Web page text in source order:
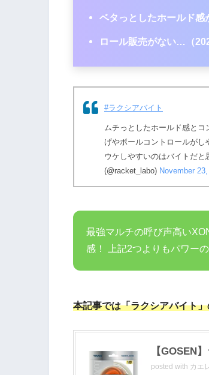
ベタっとしたホールド感
ロール販売がない…（
#ラクシアバイト
ムチっとしたホールド感とコ
げやボールコントロールが
ウケしやすいのはバイトだ
(@racket_labo) November
最強マルチの呼び声高い
感！ 上記2つよりもパワー
本記事では「ラクシアバイト
【GOSEN
posted with カエ